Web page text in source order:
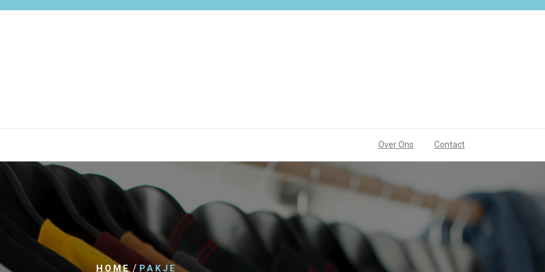
Over Ons Contact
HOME / PAKJE